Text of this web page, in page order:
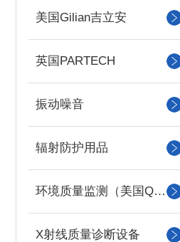
美国Gilian吉立安
英国PARTECH
振动噪音
辐射防护用品
环境质量监测（美国QUEST）
X射线质量诊断设备